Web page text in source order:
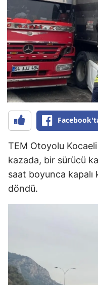
TEM Otoyolu
kazada, bir sürücü
saat boyunca kapalı
döndü.